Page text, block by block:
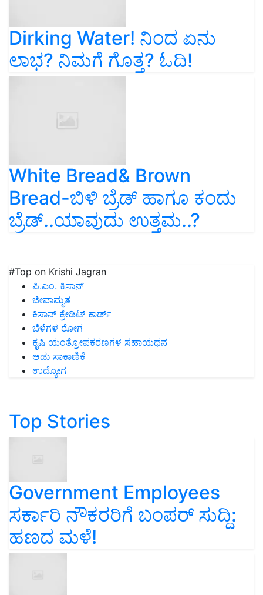
Dirking Water! ನಿಂದ ಏನು
ಲಾಭ? ನಿಮಗೆ ಗೊತ್ತ? ಓದಿ!
White Bread& Brown
Bread-ಬಿಳಿ ಬ್ರೆಡ್ ಹಾಗೂ ಕಂದು
ಬ್ರೆಡ್..ಯಾವುದು ಉತ್ತಮ..?
#Top on Krishi Jagran
ಪಿ.ಎಂ. ಕಿಸಾನ್
ಜೀವಾಮೃತ
ಕಿಸಾನ್ ಕ್ರೇಡಿಟ್ ಕಾರ್ಡ್
ಬೆಳೆಗಳ ರೋಗ
ಕೃಷಿ ಯಂತ್ರೋಪಕರಣಗಳ ಸಹಾಯಧನ
ಆಡು ಸಾಕಾಣಿಕೆ
ಉದ್ಯೋಗ
Top Stories
Government Employees
ಸರ್ಕಾರಿ ನೌಕರರಿಗೆ ಬಂಪರ್‌ ಸುದ್ದಿ:
ಹಣದ ಮಳೆ!